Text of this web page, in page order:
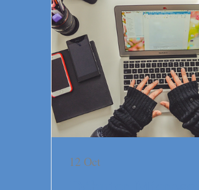
12 Oct